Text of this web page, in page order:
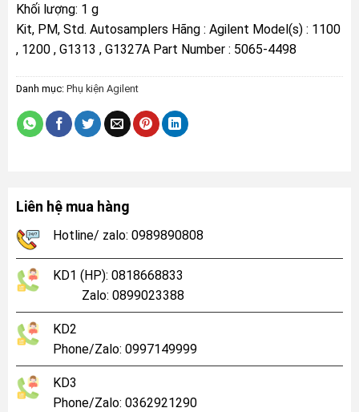
Khối lượng: 1 g
Kit, PM, Std. Autosamplers Hãng : Agilent Model(s) : 1100
, 1200 , G1313 , G1327A Part Number : 5065-4498
Danh mục: Phụ kiện Agilent
Liên hệ mua hàng
Hotline/ zalo: 0989890808
KD1 (HP): 0818668833
Zalo: 0899023388
KD2
Phone/Zalo: 0997149999
KD3
Phone/Zalo: 0362921290